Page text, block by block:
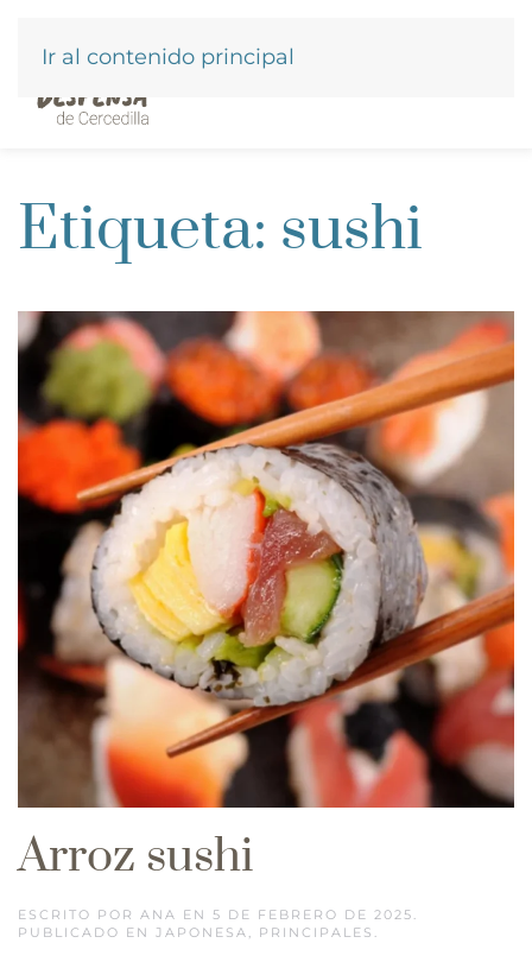
Ir al contenido principal
Etiqueta: sushi
Arroz sushi
ESCRITO POR ANA EN 5 DE FEBRERO DE 2025 .
PUBLICADO EN JAPONESA , PRINCIPALES .